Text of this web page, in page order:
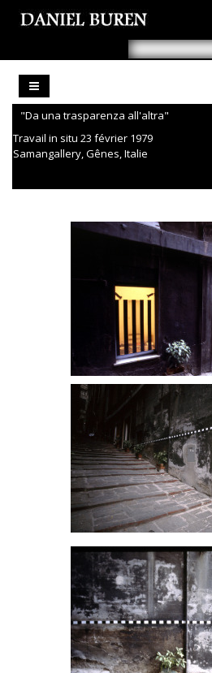
"Da una trasparenza all'altra"
Travail in situ 23 février 1979
Samangallery, Gênes, Italie